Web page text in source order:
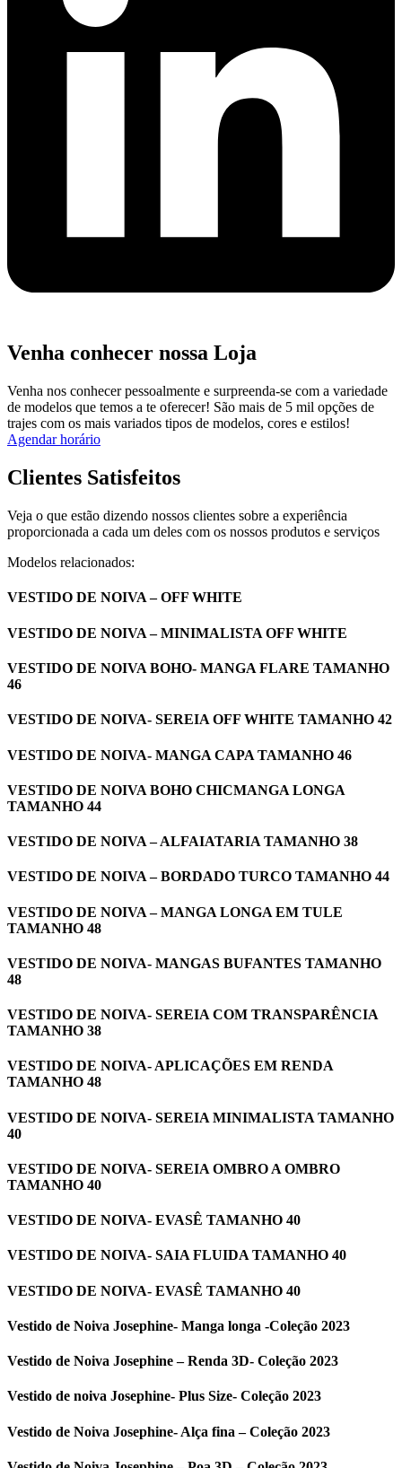
Venha conhecer nossa Loja
Venha nos conhecer pessoalmente e surpreenda-se com a variedade
de modelos que temos a te oferecer! São mais de 5 mil opções de
trajes com os mais variados tipos de modelos, cores e estilos!
Agendar horário
Clientes Satisfeitos
Veja o que estão dizendo nossos clientes sobre a experiência
proporcionada a cada um deles com os nossos produtos e serviços
Modelos relacionados:
VESTIDO DE NOIVA – OFF WHITE
VESTIDO DE NOIVA – MINIMALISTA OFF WHITE
VESTIDO DE NOIVA BOHO- MANGA FLARE TAMANHO
46
VESTIDO DE NOIVA- SEREIA OFF WHITE TAMANHO 42
VESTIDO DE NOIVA- MANGA CAPA TAMANHO 46
VESTIDO DE NOIVA BOHO CHICMANGA LONGA
TAMANHO 44
VESTIDO DE NOIVA – ALFAIATARIA TAMANHO 38
VESTIDO DE NOIVA – BORDADO TURCO TAMANHO 44
VESTIDO DE NOIVA – MANGA LONGA EM TULE
TAMANHO 48
VESTIDO DE NOIVA- MANGAS BUFANTES TAMANHO
48
VESTIDO DE NOIVA- SEREIA COM TRANSPARÊNCIA
TAMANHO 38
VESTIDO DE NOIVA- APLICAÇÕES EM RENDA
TAMANHO 48
VESTIDO DE NOIVA- SEREIA MINIMALISTA TAMANHO
40
VESTIDO DE NOIVA- SEREIA OMBRO A OMBRO
TAMANHO 40
VESTIDO DE NOIVA- EVASÊ TAMANHO 40
VESTIDO DE NOIVA- SAIA FLUIDA TAMANHO 40
VESTIDO DE NOIVA- EVASÊ TAMANHO 40
Vestido de Noiva Josephine- Manga longa -Coleção 2023
Vestido de Noiva Josephine – Renda 3D- Coleção 2023
Vestido de noiva Josephine- Plus Size- Coleção 2023
Vestido de Noiva Josephine- Alça fina – Coleção 2023